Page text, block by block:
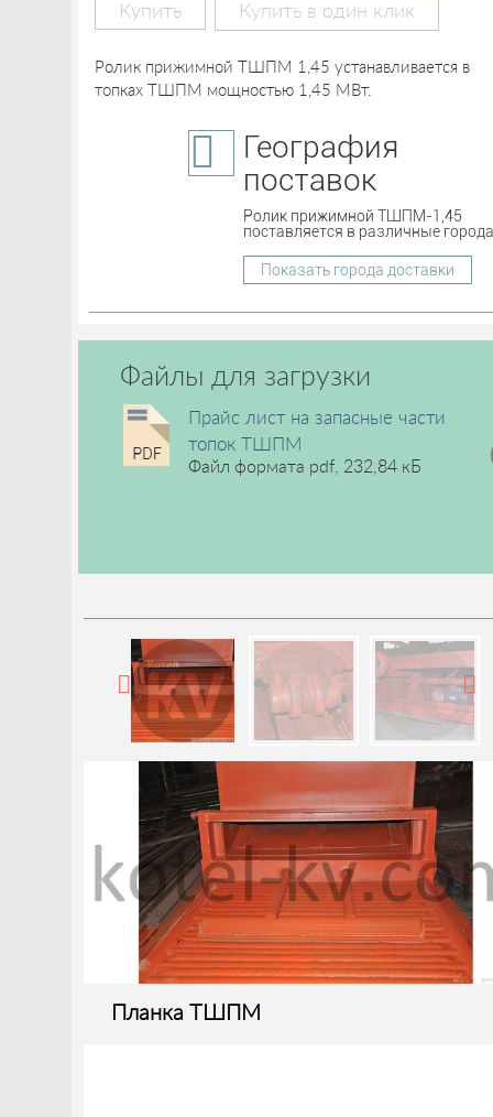
Купить Купить в один клик
Ролик прижимной ТШПМ 1,45 устанавливается в
топках ТШПМ мощностью 1,45 МВт.
География
поставок
Ролик прижимной ТШПМ-1,45
поставляется в различные
Показать города доставки
Файлы для загрузки
Прайс лист на запасные части
топок ТШПМ
Файл формата pdf, 232,84 кБ
Планка ТШПМ